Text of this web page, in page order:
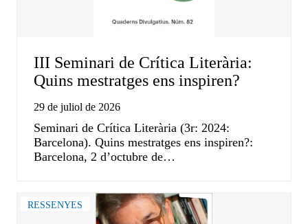
III Seminari de Crítica Literària:
Quins mestratges ens inspiren?
29 de juliol de 2026
Seminari de Crítica Literària (3r: 2024:
Barcelona). Quins mestratges ens inspiren?:
Barcelona, 2 d’octubre de…
RESSENYES